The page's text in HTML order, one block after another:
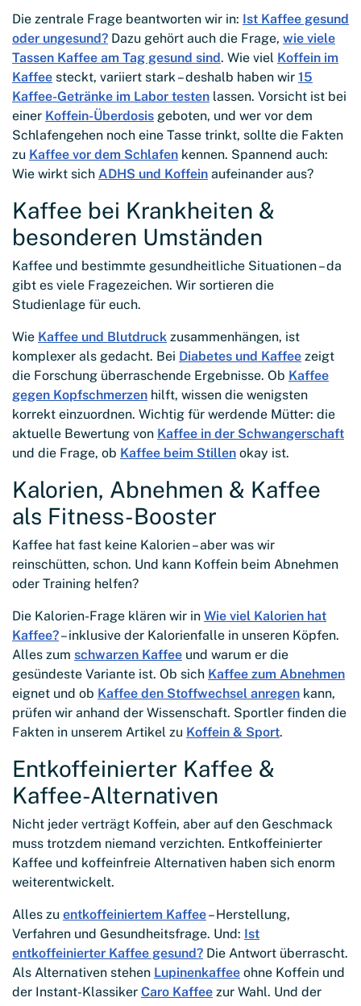
Die zentrale Frage beantworten wir in: Ist Kaffee gesund
oder ungesund? Dazu gehört auch die Frage, wie viele
Tassen Kaffee am Tag gesund sind. Wie viel Koffein im
Kaffee steckt, variiert stark – deshalb haben wir 15
Kaffee-Getränke im Labor testen lassen. Vorsicht ist bei
einer Koffein-Überdosis geboten, und wer vor dem
Schlafengehen noch eine Tasse trinkt, sollte die Fakten
zu Kaffee vor dem Schlafen kennen. Spannend auch:
Wie wirkt sich ADHS und Koffein aufeinander aus?
Kaffee bei Krankheiten &
besonderen Umständen
Kaffee und bestimmte gesundheitliche Situationen – da
gibt es viele Fragezeichen. Wir sortieren die
Studienlage für euch.
Wie Kaffee und Blutdruck zusammenhängen, ist
komplexer als gedacht. Bei Diabetes und Kaffee zeigt
die Forschung überraschende Ergebnisse. Ob Kaffee
gegen Kopfschmerzen hilft, wissen die wenigsten
korrekt einzuordnen. Wichtig für werdende Mütter: die
aktuelle Bewertung von Kaffee in der Schwangerschaft
und die Frage, ob Kaffee beim Stillen okay ist.
Kalorien, Abnehmen & Kaffee
als Fitness-Booster
Kaffee hat fast keine Kalorien – aber was wir
reinschütten, schon. Und kann Koffein beim Abnehmen
oder Training helfen?
Die Kalorien-Frage klären wir in Wie viel Kalorien hat
Kaffee?– inklusive der Kalorienfalle in unseren Köpfen.
Alles zum schwarzen Kaffee und warum er die
gesündeste Variante ist. Ob sich Kaffee zum Abnehmen
eignet und ob Kaffee den Stoffwechsel anregen kann,
prüfen wir anhand der Wissenschaft. Sportler finden die
Fakten in unserem Artikel zu Koffein & Sport.
Entkoffeinierter Kaffee &
Kaffee-Alternativen
Nicht jeder verträgt Koffein, aber auf den Geschmack
muss trotzdem niemand verzichten. Entkoffeinierter
Kaffee und koffeinfreie Alternativen haben sich enorm
weiterentwickelt.
Alles zu entkoffeiniertem Kaffee– Herstellung,
Verfahren und Gesundheitsfrage. Und: Ist
entkoffeinierter Kaffee gesund? Die Antwort überrascht.
Als Alternativen stehen Lupinenkaffee ohne Koffein und
der Instant-Klassiker Caro Kaffee zur Wahl. Und der